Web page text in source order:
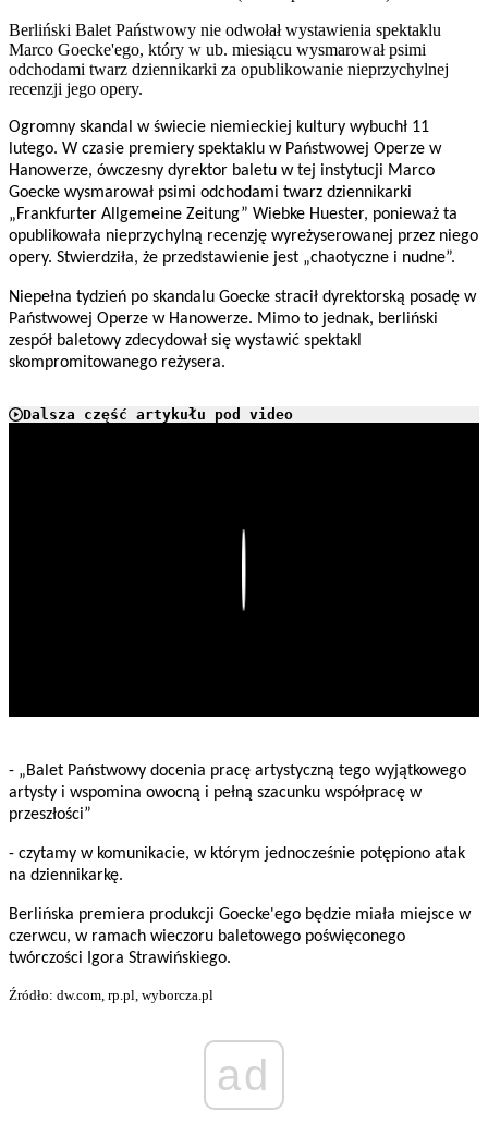
Berliński Balet Państwowy nie odwołał wystawienia spektaklu
Marco Goecke'ego, który w ub. miesiącu wysmarował psimi
odchodami twarz dziennikarki za opublikowanie nieprzychylnej
recenzji jego opery.
Ogromny skandal w świecie niemieckiej kultury wybuchł 11
lutego. W czasie premiery spektaklu w Państwowej Operze w
Hanowerze, ówczesny dyrektor baletu w tej instytucji Marco
Goecke wysmarował psimi odchodami twarz dziennikarki
„Frankfurter Allgemeine Zeitung” Wiebke Huester, ponieważ ta
opublikowała nieprzychylną recenzję wyreżyserowanej przez niego
opery. Stwierdziła, że przedstawienie jest „chaotyczne i nudne”.
Niepełna tydzień po skandalu Goecke stracił dyrektorską posadę w
Państwowej Operze w Hanowerze. Mimo to jednak, berliński
zespół baletowy zdecydował się wystawić spektakl
skompromitowanego reżysera.
Dalsza część artykułu pod video
- „Balet Państwowy docenia pracę artystyczną tego wyjątkowego
artysty i wspomina owocną i pełną szacunku współpracę w
przeszłości”
- czytamy w komunikacie, w którym jednocześnie potępiono atak
na dziennikarkę.
Berlińska premiera produkcji Goecke'ego będzie miała miejsce w
czerwcu, w ramach wieczoru baletowego poświęconego
twórczości Igora Strawińskiego.
Źródło: dw.com, rp.pl, wyborcza.pl
ad